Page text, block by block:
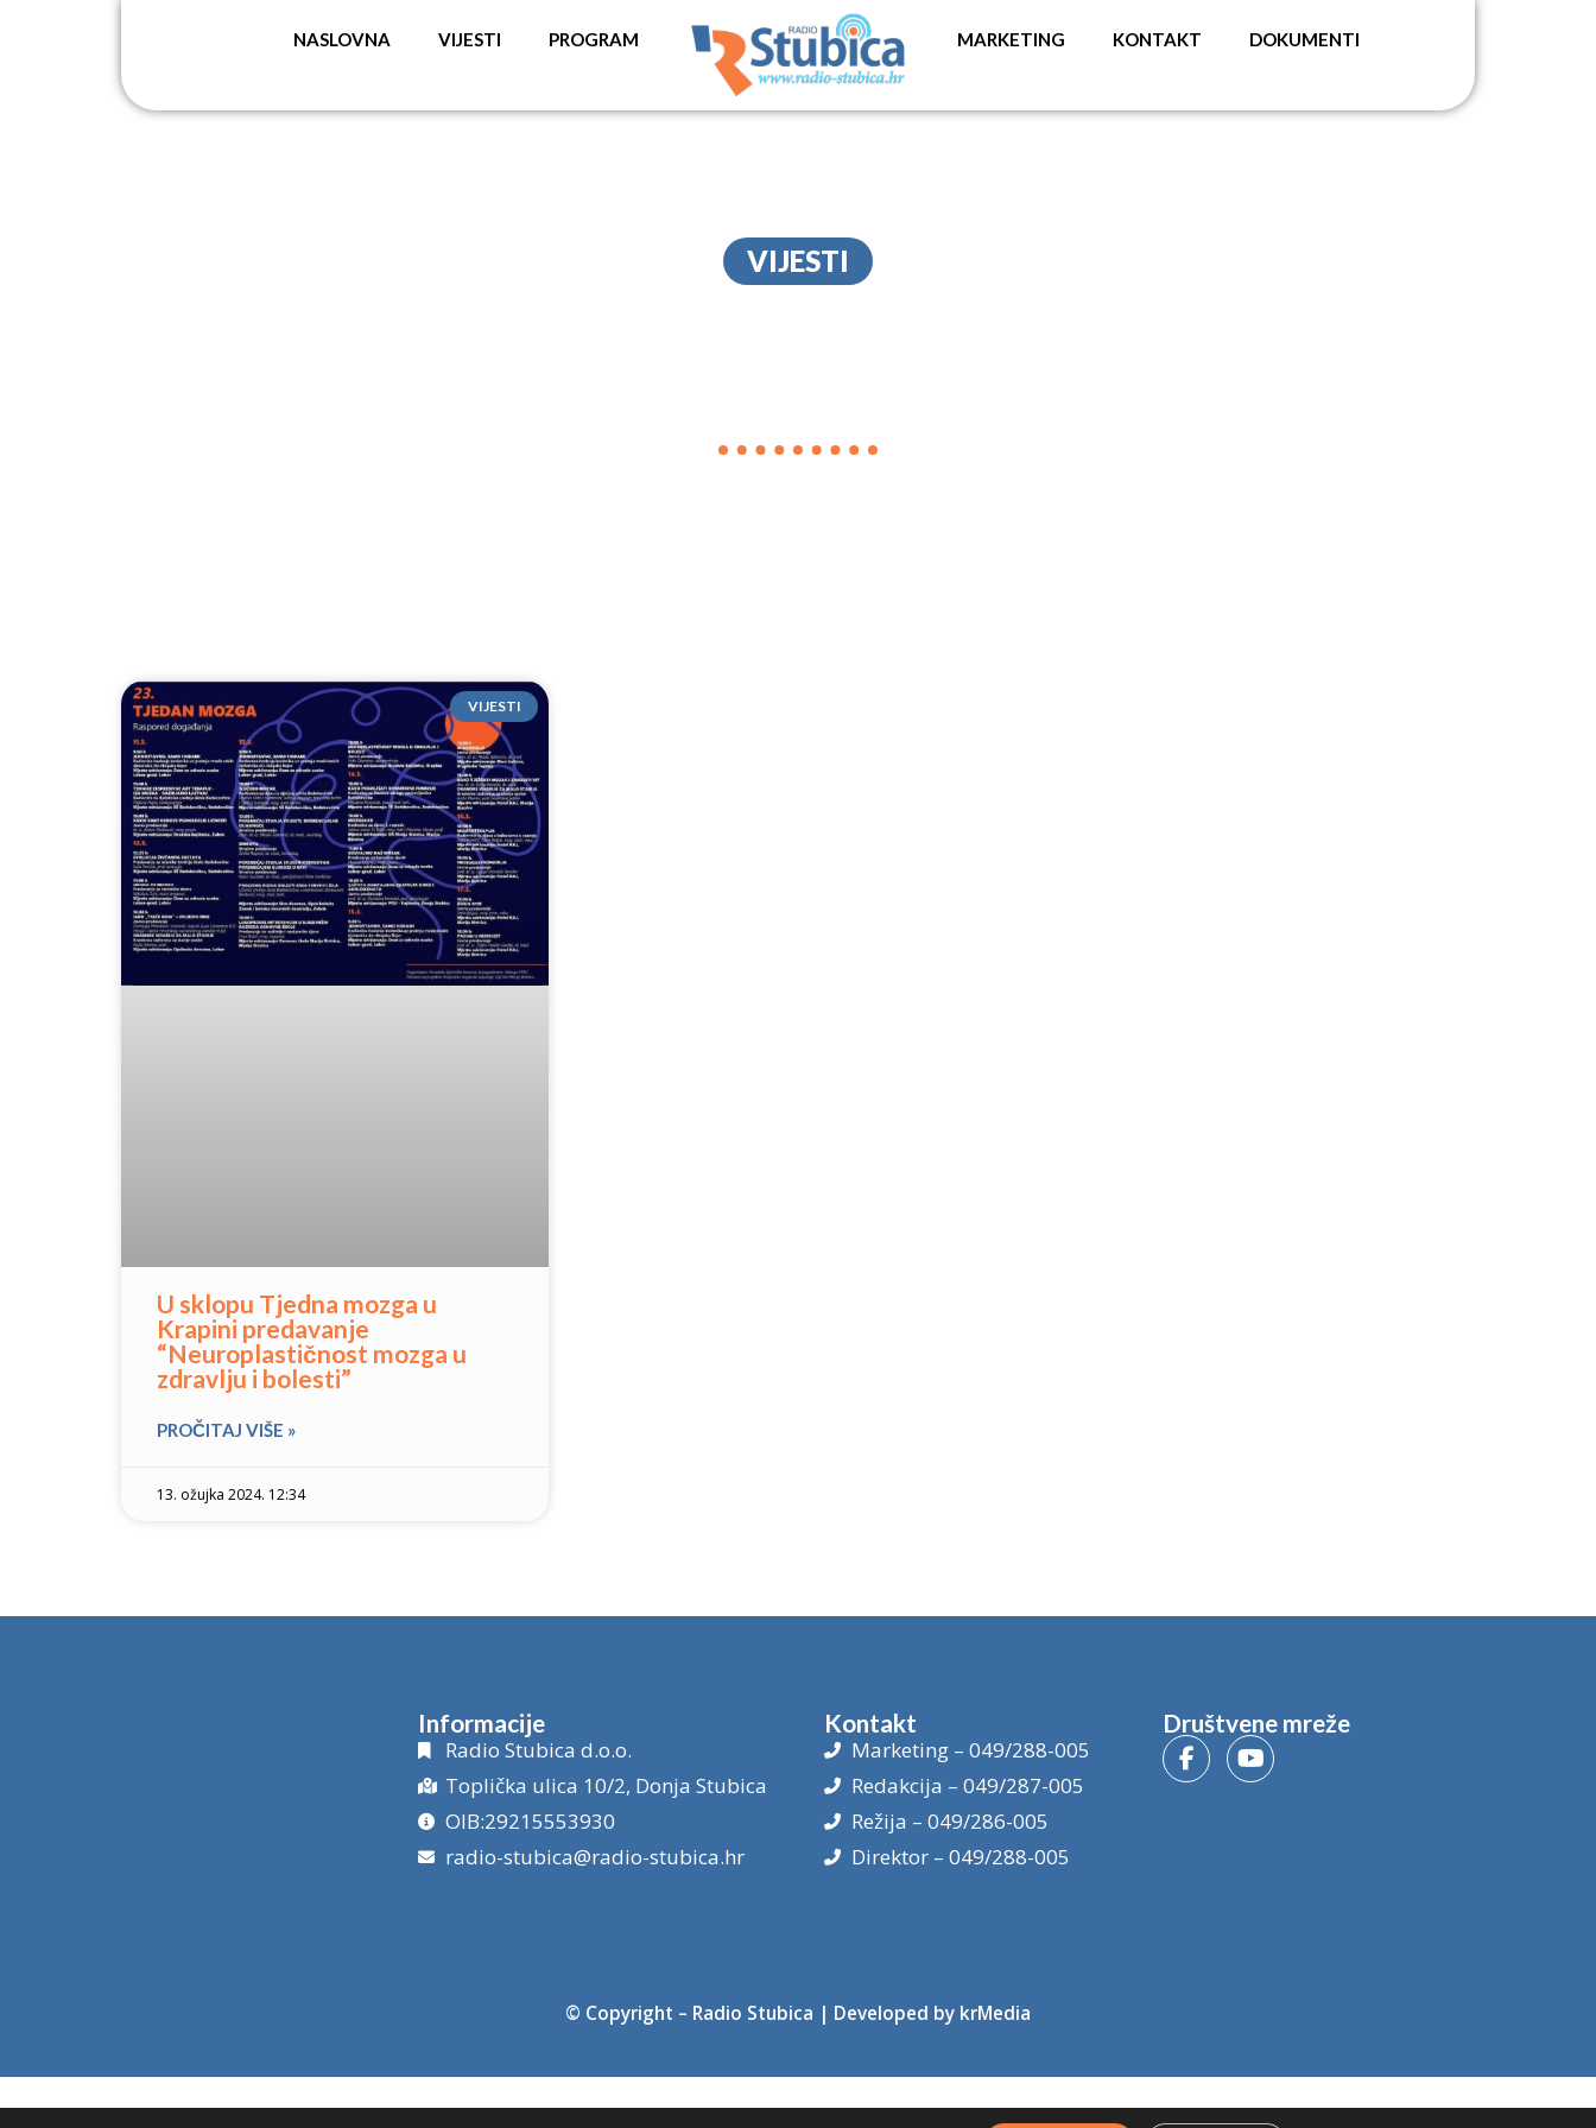
NASLOVNA VIJESTI PROGRAM MARKETING KONTAKT DOKUMENTI
VIJESTI
VIJESTI
U sklopu Tjedna mozga u
Krapini predavanje
“Neuroplastičnost mozga u
zdravlju i bolesti”
PROČITAJ VIŠE »
13. ožujka 2024. 12:34
Informacije
Radio Stubica d.o.o.
Toplička ulica 10/2, Donja Stubica
OIB:29215553930
radio-stubica@radio-stubica.hr
Kontakt
Marketing – 049/288-005
Redakcija – 049/287-005
Režija – 049/286-005
Direktor – 049/288-005
Društvene mreže
© Copyright – Radio Stubica | Developed by krMedia